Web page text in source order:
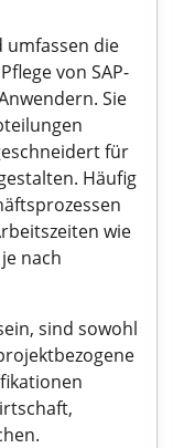
umfassen die
von SAP-
Sie
für
Häufig
wie
nach
sind sowohl